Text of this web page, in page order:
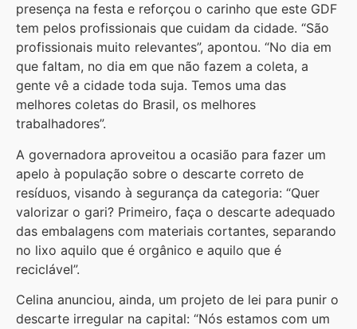
presença na festa e reforçou o carinho que este GDF
tem pelos profissionais que cuidam da cidade. “São
profissionais muito relevantes”, apontou. “No dia em
que faltam, no dia em que não fazem a coleta, a
gente vê a cidade toda suja. Temos uma das
melhores coletas do Brasil, os melhores
trabalhadores”.
A governadora aproveitou a ocasião para fazer um
apelo à população sobre o descarte correto de
resíduos, visando à segurança da categoria: “Quer
valorizar o gari? Primeiro, faça o descarte adequado
das embalagens com materiais cortantes, separando
no lixo aquilo que é orgânico e aquilo que é
reciclável”.
Celina anunciou, ainda, um projeto de lei para punir o
descarte irregular na capital: “Nós estamos com um